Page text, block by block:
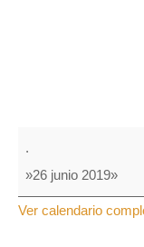
starts
.
»26 junio 2019»
Ver calendario